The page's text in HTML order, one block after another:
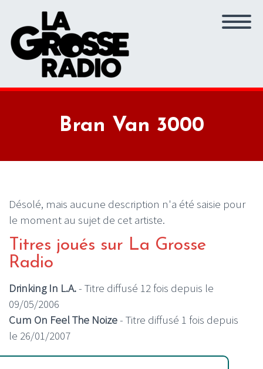
Bran Van 3000
Désolé, mais aucune description n'a été saisie pour
le moment au sujet de cet artiste.
Titres joués sur La Grosse
Radio
Drinking In L.A.- Titre diffusé 12 fois depuis le
09/05/2006
Cum On Feel The Noize- Titre diffusé 1 fois depuis
le 26/01/2007